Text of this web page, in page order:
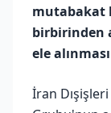
mutabakat
birbirinden
ele
İran Dışişleri